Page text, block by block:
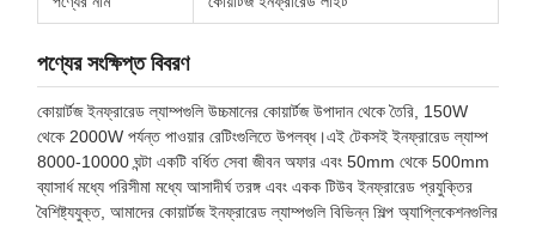
পণ্যের সংক্ষিপ্ত বিবরণ
কোয়ার্টজ ইনফ্রারেড ল্যাম্পগুলি উচ্চমানের কোয়ার্টজ উপাদান থেকে তৈরি, 150W
থেকে 2000W পর্যন্ত পাওয়ার রেটিংগুলিতে উপলব্ধ।এই টেকসই ইনফ্রারেড ল্যাম্প
8000-10000 ঘন্টা একটি বর্ধিত সেবা জীবন অফার এবং 50mm থেকে 500mm
ব্যাসার্ধ মধ্যে পরিসীমা মধ্যে আসাদীর্ঘ তরঙ্গ এবং একক টিউব ইনফ্রারেড প্রযুক্তির
বৈশিষ্ট্যযুক্ত, আমাদের কোয়ার্টজ ইনফ্রারেড ল্যাম্পগুলি বিভিন্ন শিল্প অ্যাপ্লিকেশনগুলির